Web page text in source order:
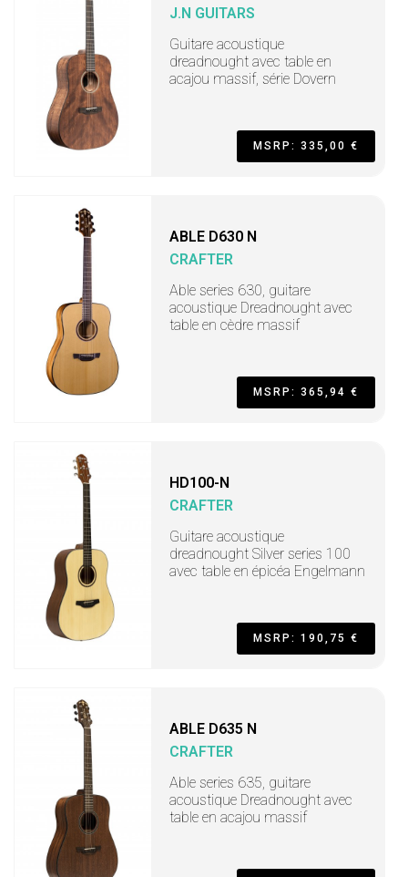
J.N GUITARS
Guitare acoustique
dreadnought avec table en
acajou massif, série Dovern
MSRP: 335,00 €
ABLE D630 N
CRAFTER
Able series 630, guitare
acoustique Dreadnought avec
table en cèdre massif
MSRP: 365,94 €
HD100-N
CRAFTER
Guitare acoustique
dreadnought Silver series 100
avec table en épicéa Engelmann
MSRP: 190,75 €
ABLE D635 N
CRAFTER
Able series 635, guitare
acoustique Dreadnought avec
table en acajou massif